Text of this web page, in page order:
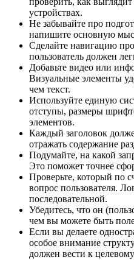
устройствах.
Не забывайте про
напишите основную
Сделайте навигацию
пользователь должен
Добавьте видео или
Визуальные элементы
чем текст.
Используйте единую
отступы, размеры
элементов.
Каждый заголовок
отражать содержание
Подумайте, на какой
Это поможет точнее
Проверьте, который по
вопрос пользователя.
последовательной.
Убедитесь, что он
чем вы можете быть
Если вы делаете
особое внимание
должен вести к